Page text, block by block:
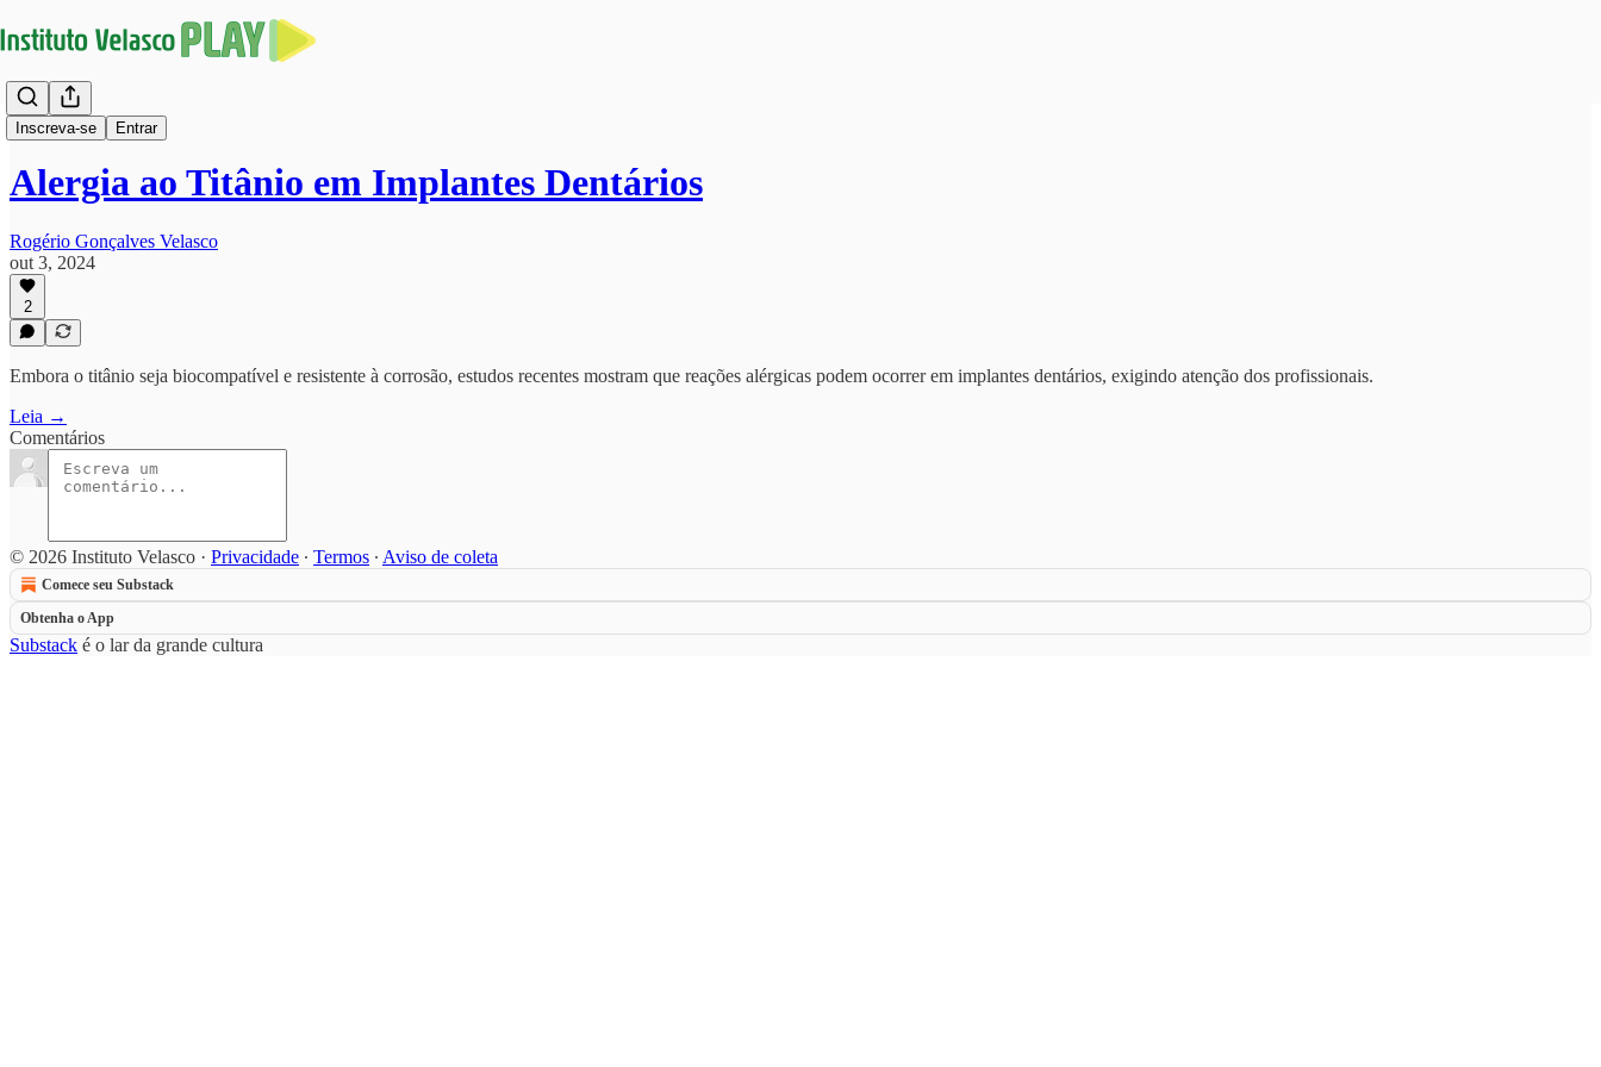
Inscreva-se Entrar
Implantodontia
Alergia ao Titânio em Implantes Dentários
Rogério Gonçalves Velasco
out 3, 2024
2
Embora o titânio seja biocompatível e resistente à corrosão, estudos recentes mostram que reações alérgicas podem ocorrer em implantes dentários, exigindo atenção dos profissionais.
Leia →
Comentários
© 2026 Instituto Velasco · Privacidade ∙ Termos ∙ Aviso de coleta
Comece seu Substack
Obtenha o App
Substack é o lar da grande cultura